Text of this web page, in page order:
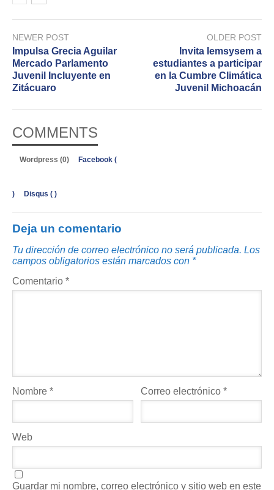
NEWER POST
Impulsa Grecia Aguilar
Mercado Parlamento
Juvenil Incluyente en
Zitácuaro
OLDER POST
Invita Iemsysem a
estudiantes a participar
en la Cumbre Climática
Juvenil Michoacán
COMMENTS
Wordpress (0) Facebook (
) Disqus ( )
Deja un comentario
Tu dirección de correo electrónico no será publicada. Los
campos obligatorios están marcados con *
Comentario *
Nombre * Correo electrónico*
Web
Guardar mi nombre, correo electrónico y sitio web en este